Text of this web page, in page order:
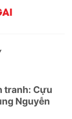
tranh: Cựu
Nguyễn